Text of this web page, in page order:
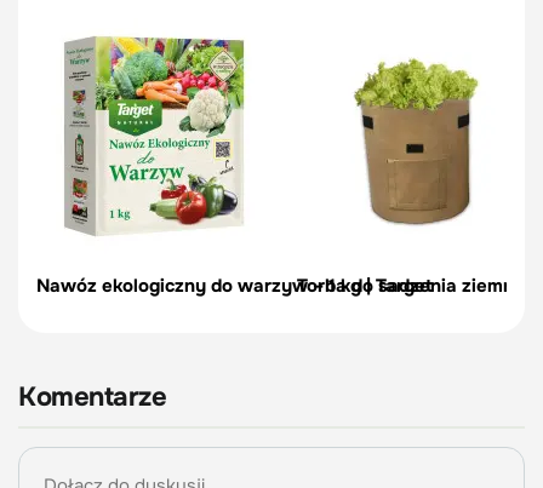
Nawóz ekologiczny do warzyw – 1 kg | Target
Torba do sadzenia
Komentarze